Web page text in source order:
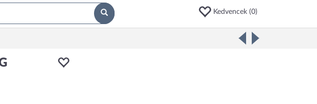
Kedvencek (0)